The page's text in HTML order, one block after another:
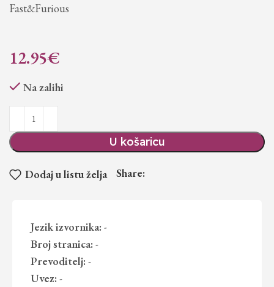
Fast&Furious
12.95€
Na zalihi
U košaricu
Dodaj u listu želja Share:
Jezik izvornika: -
Broj stranica: -
Prevoditelj: -
Uvez: -